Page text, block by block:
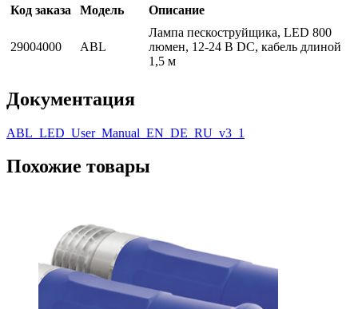
Код заказа Модель Описание
29004000 ABL
Лампа пескоструйщика, LED 800
люмен, 12-24 В DC, кабель длиной
1,5 м
Документация
ABL_LED_User_Manual_EN_DE_RU_v3_1
Похожие товары